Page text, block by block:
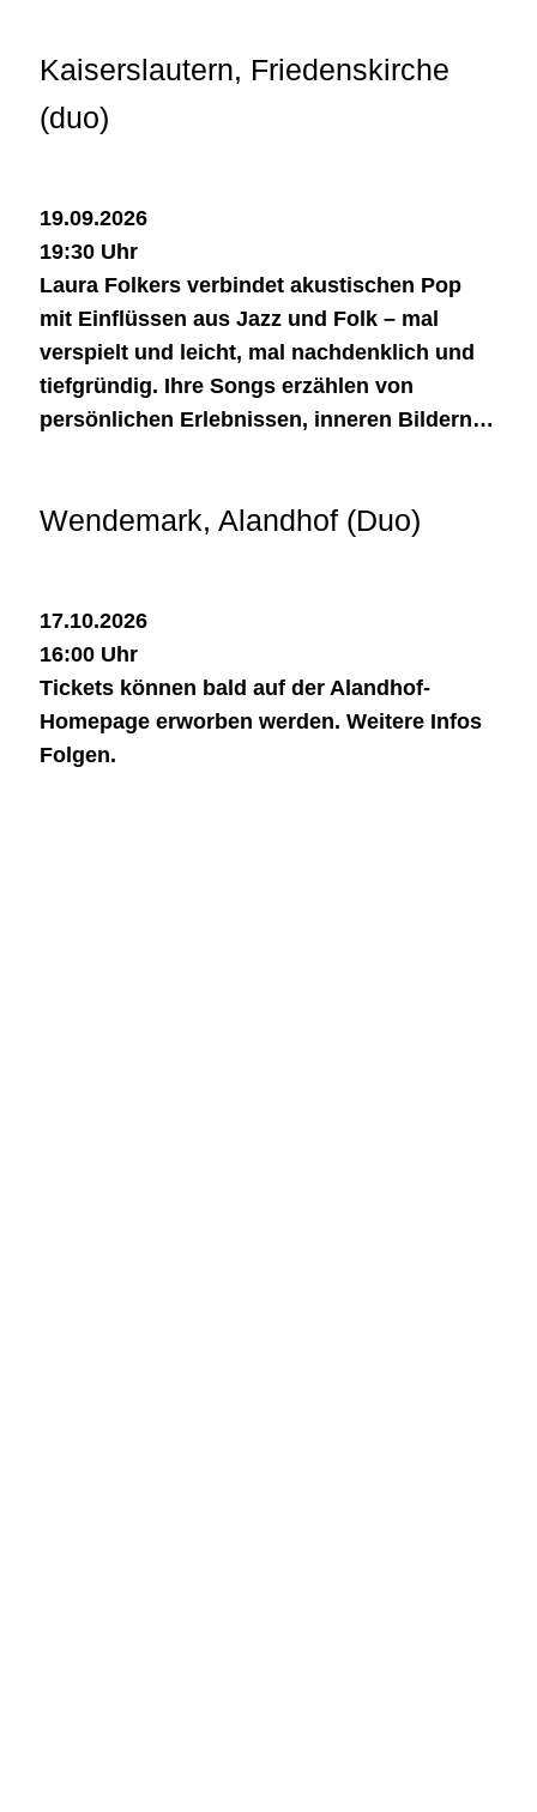
Kaiserslautern, Friedenskirche
(duo)
19.09.2026
19:30 Uhr
Laura Folkers verbindet akustischen Pop
mit Einflüssen aus Jazz und Folk – mal
verspielt und leicht, mal nachdenklich und
tiefgründig. Ihre Songs erzählen von
persönlichen Erlebnissen, inneren Bildern…
Wendemark, Alandhof (Duo)
17.10.2026
16:00 Uhr
Tickets können bald auf der Alandhof-
Homepage erworben werden. Weitere Infos
Folgen.